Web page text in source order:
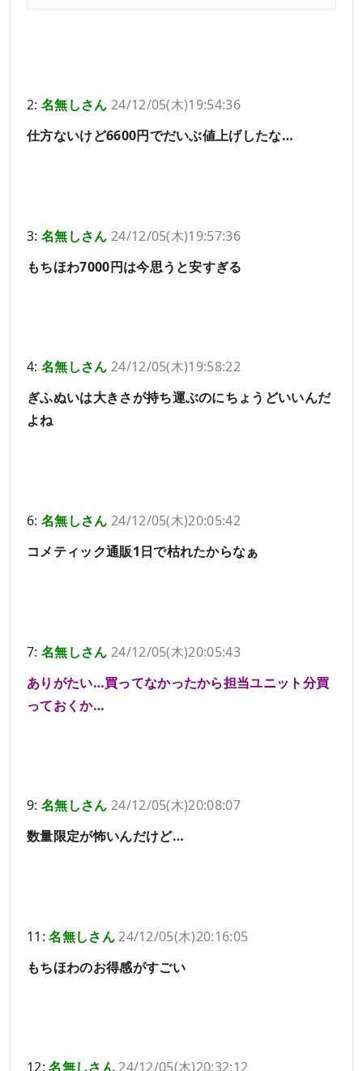
2: 名無しさん 24/12/05(木)19:54:36
仕方ないけど6600円でだいぶ値上げしたな…
3: 名無しさん 24/12/05(木)19:57:36
もちほわ7000円は今思うと安すぎる
4: 名無しさん 24/12/05(木)19:58:22
ぎふぬいは大きさが持ち運ぶのにちょうどいいんだ
よね
6: 名無しさん 24/12/05(木)20:05:42
コメティック通販1日で枯れたからなぁ
7: 名無しさん 24/12/05(木)20:05:43
ありがたい…買ってなかったから担当ユニット分買
っておくか…
9: 名無しさん 24/12/05(木)20:08:07
数量限定が怖いんだけど…
11:名無しさん24/12/05(木)20:16:05
もちほわのお得感がすごい
12:名無しさん24/12/05(木)20:32:12